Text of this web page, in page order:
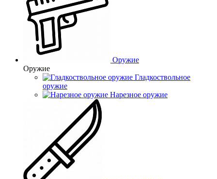
Оружие
Оружие
Гладкоствольное
оружие
Нарезное оружие